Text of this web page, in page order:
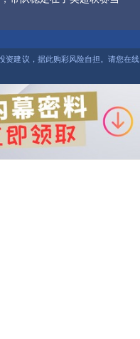
资建议，据此购彩风险自担。请您在线